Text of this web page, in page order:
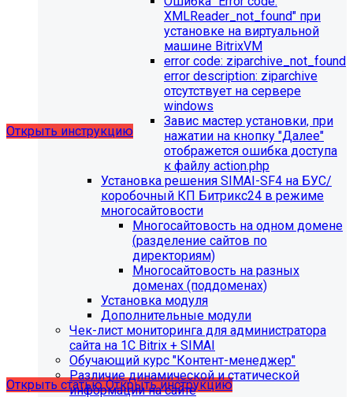
"Педагогический состав"
Для готовых решений, использующих модуль SIMAI-
SF4: Сведения об образовательной организации
выпущено обновление 1.14.11, согласно которому в
разделе "Педагогический состав"
можно разместить документ и скрыть таблицы.
Открыть инструкцию
будет ограничена поддержка продуктов на
PHP версии ниже 8.2.Рекомендуемая версия PHP - 8.4
С 01.09.2026будет ограничена поддержка продуктов на
MySql версии ниже 8.0.0.Рекомендуемая версия MySql
- 8.4.0 и выше.
Открыть статьюОткрыть инструкцию
XMLReader_not_found" при
установке на виртуальной
машине BitrixVM
error сode: ziparchive_not_found
error description: ziparchive
отсутствует на сервере
windows
Завис мастер установки, при
нажатии на кнопку "Далее"
отображется ошибка доступа
к файлу action.php
Установка решения SIMAI-SF4 на БУС/
коробочный КП Битрикс24 в режиме
многосайтовости
Многосайтовость на одном домене
(разделение сайтов по
директориям)
Многосайтовость на разных
доменах (поддоменах)
Установка модуля
Дополнительные модули
Чек-лист мониторинга для администратора
сайта на 1С Bitrix + SIMAI
Обучающий курс "Контент-менеджер"
Различие динамической и статической
информации на сайте